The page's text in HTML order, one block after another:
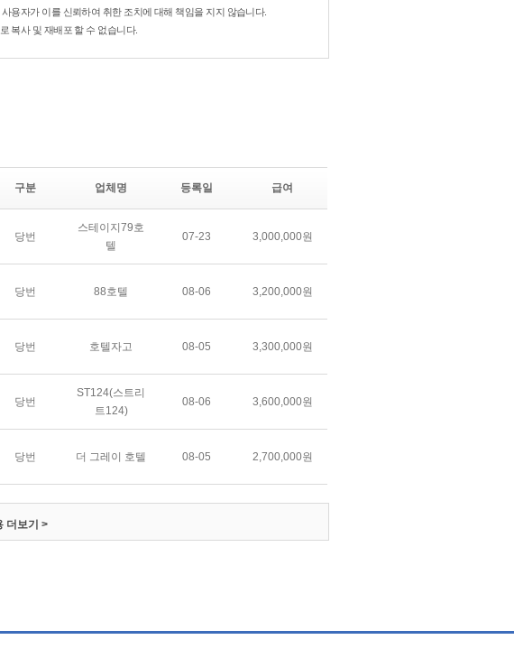
용자가 이를 신뢰하여 취한 조치에 대해 책임을 지지 않습니다.
복사 및 재배포 할 수 없습니다.
구분 업체명 등록일 급여
당번
스테이지79호
텔
07-23 3,000,000원
당번 88호텔 08-06 3,200,000원
당번 호텔자고 08-05 3,300,000원
당번
ST124(스트리
트124)
08-06 3,600,000원
당번 더 그레이 호텔 08-05 2,700,000원
더보기 >